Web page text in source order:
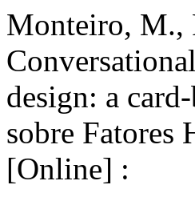
Monteiro, M.,
design: a
sobre Fatores
[Online] :